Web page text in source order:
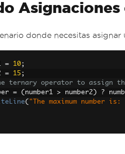
donde necesitas
= 10;
= 15 ;
ternary operator to assign the
= ( number1 > number2 ) ?
( "The maximum number is: